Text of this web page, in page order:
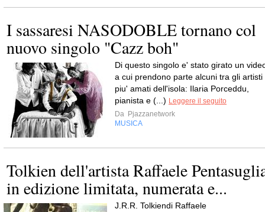
I sassaresi NASODOBLE tornano col
nuovo singolo "Cazz boh"
Di questo singolo e' stato girato un
a cui prendono parte alcuni tra gli artisti
piu' amati dell'isola: Ilaria Porceddu,
pianista e (...) Leggere il seguito
Da Pjazzanetwork
MUSICA
Tolkien dell'artista Raffaele
in edizione limitata, numerata e...
J.R.R. Tolkiendi Raffaele